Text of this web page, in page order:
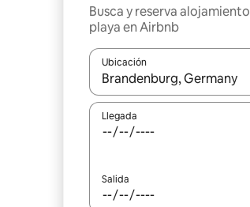
Busca y reserva
playa en Airbnb
Ubicación
Cuando los resultados
Llegada
Salida